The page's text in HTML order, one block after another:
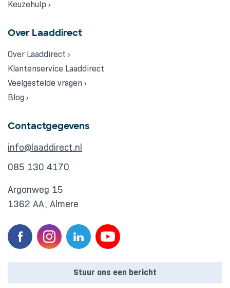
Keuzehulp ›
Over Laaddirect
Over Laaddirect ›
Klantenservice Laaddirect
Veelgestelde vragen ›
Blog ›
Contactgegevens
info@laaddirect.nl
085 130 4170
Argonweg 15
1362 AA, Almere
Stuur ons een bericht